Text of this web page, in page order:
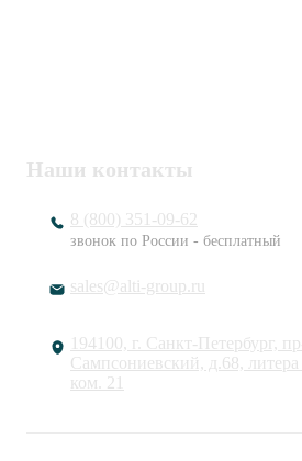
Наши контакты
8 (800) 351-09-62
звонок по России - бесплатный
sales@alti-group.ru
194100, г. Санкт-Петербург,
Сампсониевский, д.68,
ком. 21